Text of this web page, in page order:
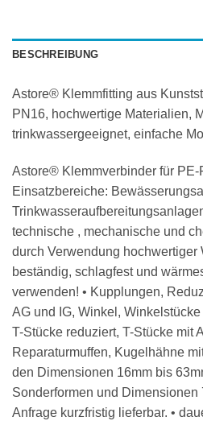
BESCHREIBUNG
Astore® Klemmfitting aus
PN16, hochwertige Materialien,
trinkwassergeeignet, einfache
Astore® Klemmverbinder für PE-
Einsatzbereiche:
technische , mechanische und
durch Verwendung hochwertiger
beständig, schlagfest und
verwenden! • Kupplungen,
AG und IG, Winkel,
T-Stücke reduziert, T-Stücke mit
Reparaturmuffen, Kugelhähne
den Dimensionen 16mm bis
Sonderformen und Dimensionen
Anfrage kurzfristig lieferbar. •